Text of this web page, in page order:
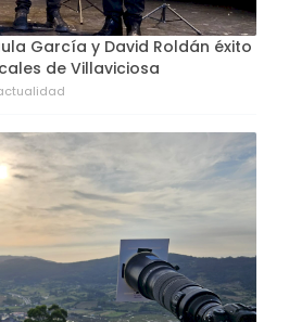
García y David Roldán éxito
de Villaviciosa